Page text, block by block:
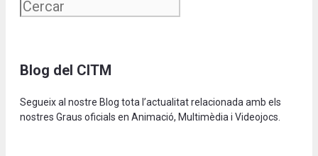
Blog del CITM
Segueix al nostre Blog tota l’actualitat relacionada amb els
nostres Graus oficials en Animació, Multimèdia i Videojocs.